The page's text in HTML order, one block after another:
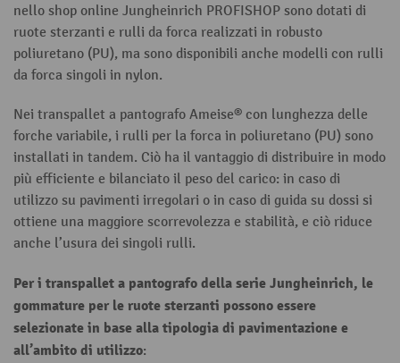
nello shop online Jungheinrich PROFISHOP sono dotati di
ruote sterzanti e rulli da forca realizzati in robusto
poliuretano (PU), ma sono disponibili anche modelli con rulli
da forca singoli in nylon.
Nei transpallet a pantografo Ameise® con lunghezza delle
forche variabile, i rulli per la forca in poliuretano (PU) sono
installati in tandem. Ciò ha il vantaggio di distribuire in modo
più efficiente e bilanciato il peso del carico: in caso di
utilizzo su pavimenti irregolari o in caso di guida su dossi si
ottiene una maggiore scorrevolezza e stabilità, e ciò riduce
anche l’usura dei singoli rulli.
Per i transpallet a pantografo della serie Jungheinrich, le
gommature per le ruote sterzanti possono essere
selezionate in base alla tipologia di pavimentazione e
all’ambito di utilizzo: